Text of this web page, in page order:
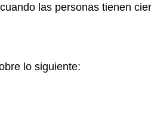
las personas tienen
lo siguiente: